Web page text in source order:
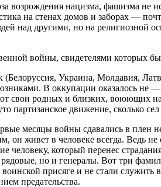
нацизма, фашизма не
на стенах домов и заборах —
над другими, но на религиозной
войны, свидетелями которых
Украина, Молдавия,
В оккупации оказалось не —
свои родных и близких, воюющих
партизанское движение, сколько
месяцы войны сдавались в плен
живет в человеке всегда. Ведь
который перенес
рядовые, но и генералы. Вот три
присяге и не стали служить
предательства.